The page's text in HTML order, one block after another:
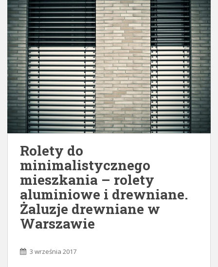
Rolety do
minimalistycznego
mieszkania – rolety
aluminiowe i drewniane.
Żaluzje drewniane w
Warszawie
3 września 2017